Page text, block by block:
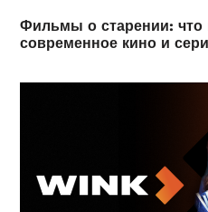
Фильмы о старении: что
современное кино и